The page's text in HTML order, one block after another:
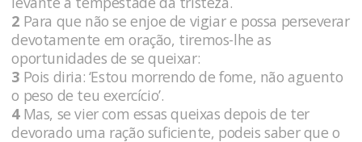
2 Para que não se enjoe de vigiar e possa perseverar
devotamente em oração, tiremos-lhe as
oportunidades de se queixar:
3 Pois diria: ‘Estou morrendo de fome, não aguento
o peso de teu exercício’.
4Mas, se vier com essas queixas depois de ter
devorado uma ração suficiente, podeis saber que o